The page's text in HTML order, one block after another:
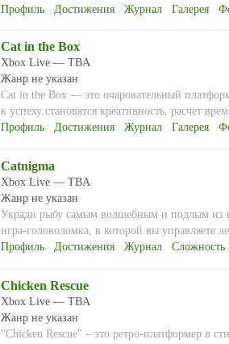
Профиль Достижения Журнал Галерея
Cat in the Box
Xbox Live — TBA
Жанр не указан
Cat in the Box — это очаровательный
к успеху становятся креативность, расчет
Профиль
Достижения Журнал Галерея
Catnigma
Xbox Live — TBA
Жанр не указан
Укради рыбу самым волшебным и подлым из
игра-головоломка, в которой вы управляете
Профиль
Достижения Журнал Сложность
Chicken Rescue
Xbox Live — TBA
Жанр не указан
"Chicken Rescue" – это ретро-платформер в